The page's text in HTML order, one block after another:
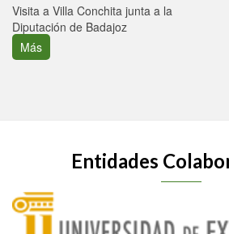
Visita a Villa Conchita junta a la
Diputación de Badajoz
Más
Entidades